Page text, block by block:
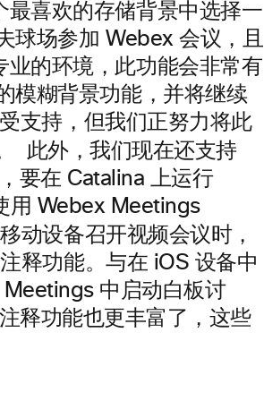
最喜欢的存储背景中选择一
球场参加 Webex 会议，且
的环境，此功能会非常有
模糊背景功能，并将继续
支持，但我们正努力将此
此外，我们现在还支持
要在 Catalina 上运行
用 Webex Meetings
动设备召开视频会议时，
释功能。与在 iOS 设备中
中启动白板讨
释功能也更丰富了，这些